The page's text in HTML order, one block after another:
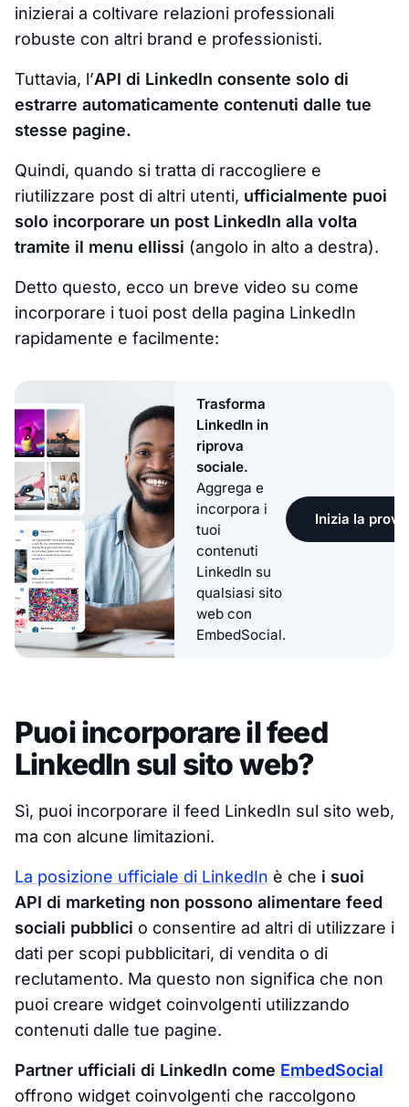
inizierai a coltivare relazioni professionali
robuste con altri brand e professionisti.
Tuttavia, l’API di LinkedIn consente solo di
estrarre automaticamente contenuti dalle tue
stesse pagine.
Quindi, quando si tratta di raccogliere e
riutilizzare post di altri utenti, ufficialmente puoi
solo incorporare un post LinkedIn alla volta
tramite il menu ellissi (angolo in alto a destra).
Detto questo, ecco un breve video su come
incorporare i tuoi post della pagina LinkedIn
rapidamente e facilmente:
Trasforma
LinkedIn in
riprova
sociale.
Aggrega e
incorpora i
tuoi
contenuti
LinkedIn su
qualsiasi sito
web con
EmbedSocial.
Inizia la
Puoi incorporare il feed
LinkedIn sul sito web?
Sì, puoi incorporare il feed LinkedIn sul sito web,
ma con alcune limitazioni.
La posizione ufficiale di LinkedIn è che i suoi
API di marketing non possono alimentare feed
sociali pubblici o consentire ad altri di utilizzare i
dati per scopi pubblicitari, di vendita o di
reclutamento. Ma questo non significa che non
puoi creare widget coinvolgenti utilizzando
contenuti dalle tue pagine.
Partner ufficiali di LinkedIn come EmbedSocial
offrono widget coinvolgenti che raccolgono